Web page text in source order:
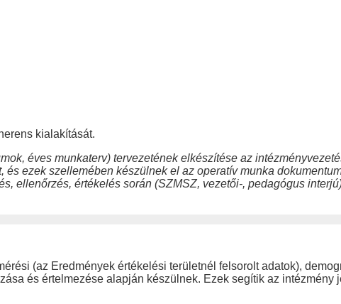
kialakítását.
éves munkaterv) tervezetének elkészítése az
ezek szellemében készülnek el az operatív munka
ellenőrzés, értékelés során (SZMSZ, vezetői-, pedagógus
(az Eredmények értékelési területnél felsorolt adatok),
és értelmezése alapján készülnek. Ezek segítik az intézmény